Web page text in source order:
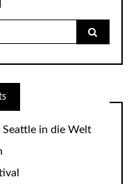
Seattle in die Welt